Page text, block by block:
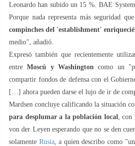
Leonardo han subido un 15 %. BAE
Porque nada representa más seguridad
compinches del 'establishment'
medio", añadió.
Expresó también que recientemente
entreMoscú y Washington como un
compartir fondos de defensa con el
[…] ahora pueden darse el lujo de ir de
Mardsen concluye calificando la situación
para desplumar a la población local
,
von der Leyen esperando que no se den
solamente Rusia, a quien describo como